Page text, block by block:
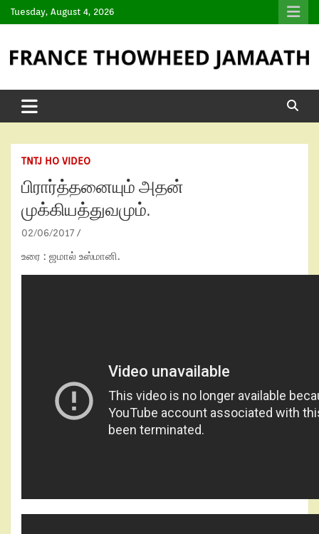
Tuesday, August 4, 2026
TNTJ HO VIDEO
பிரார்த்தனையும் அதன்
முக்கியத்துவமும்.
02/06/2017
உரை : ஜமால் உஸ்மானி.